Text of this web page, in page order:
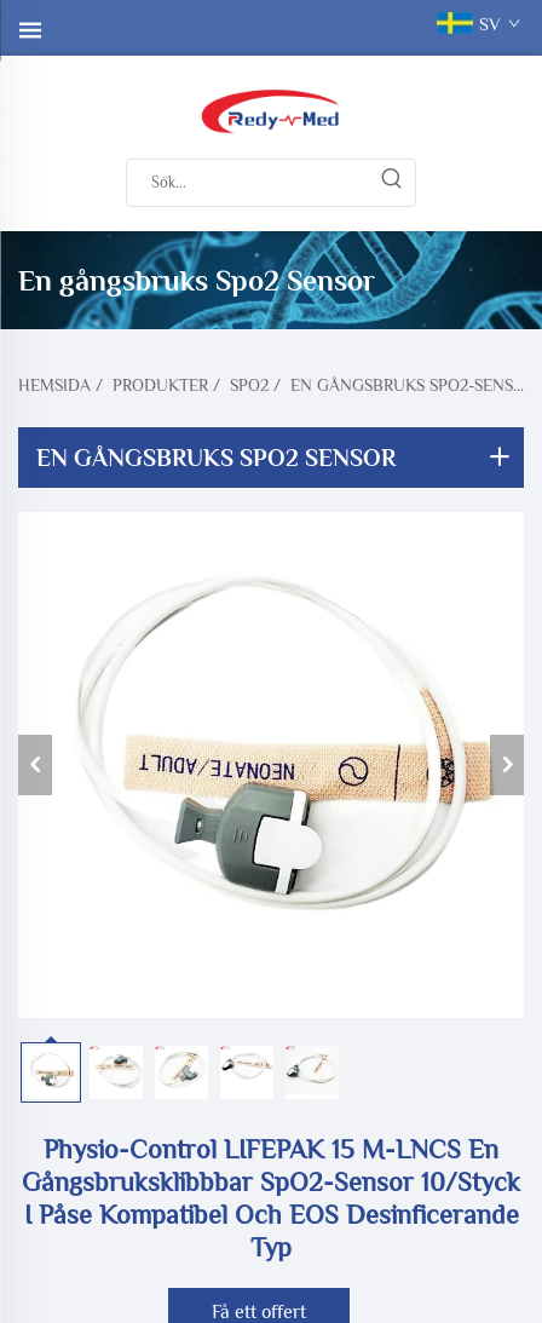
SV
En gångsbruks Spo2 Sensor
HEMSIDA / PRODUKTER / SPO2 / EN GÅNGSBRUKS SPO2-SENSOR
EN GÅNGSBRUKS SPO2 SENSOR
Physio-Control LIFEPAK 15 M-LNCS En
Gångsbruksklibbbar SpO2-Sensor 10/styck
I Påse Kompatibel Och EOS Desinficerande
Typ
Få ett offert